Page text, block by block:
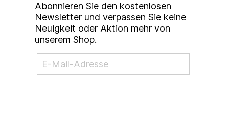
Abonnieren Sie den kostenlosen
Newsletter und verpassen Sie keine
Neuigkeit oder Aktion mehr von
unserem Shop.